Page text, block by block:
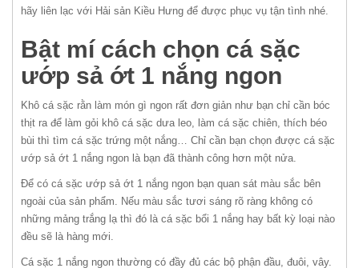
hãy liên lạc với Hải sản Kiều Hưng để được phục vụ tận tình nhé.
Bật mí cách chọn cá sặc
ướp sả ớt 1 nắng ngon
Khô cá sặc rằn làm món gì ngon rất đơn giản như bạn chỉ cần bóc
thịt ra để làm gỏi khô cá sặc dưa leo, làm cá sặc chiên, thích béo
bùi thì tìm cá sặc trứng một nắng… Chỉ cần bạn chọn được cá sặc
ướp sả ớt 1 nắng ngon là bạn đã thành công hơn một nửa.
Để có cá sặc ướp sả ớt 1 nắng ngon bạn quan sát màu sắc bên
ngoài của sản phẩm. Nếu màu sắc tươi sáng rõ ràng không có
những mảng trắng lạ thì đó là cá sặc bổi 1 nắng hay bất kỳ loại nào
đều sẽ là hàng mới.
Cá sặc 1 nắng ngon thường có đầy đủ các bộ phận đầu, đuôi, vây.